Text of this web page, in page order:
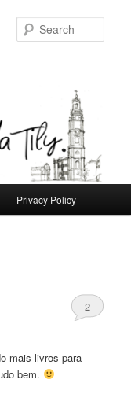
Privacy Policy
2
mais livros para
bem.